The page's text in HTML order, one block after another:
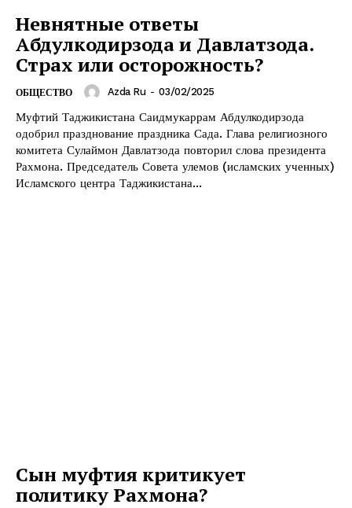
Невнятные ответы
Абдулкодирзода и Давлатзода.
Страх или осторожность?
ОБЩЕСТВО Azda Ru - 03/02/2025
Муфтий Таджикистана Саидмукаррам Абдулкодирзода
одобрил празднование праздника Сада. Глава религиозного
комитета Сулаймон Давлатзода повторил слова президента
Рахмона. Председатель Совета улемов (исламских ученных)
Исламского центра Таджикистана...
Сын муфтия критикует
политику Рахмона?